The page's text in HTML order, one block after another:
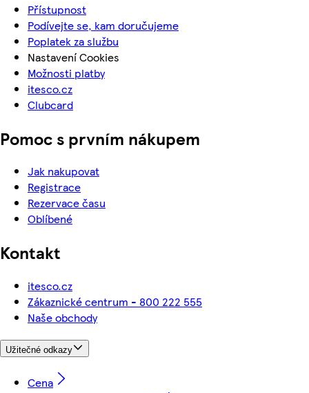
Přístupnost
Podívejte se, kam doručujeme
Poplatek za službu
Nastavení Cookies
Možnosti platby
itesco.cz
Clubcard
Pomoc s prvním nákupem
Jak nakupovat
Registrace
Rezervace času
Oblíbené
Kontakt
itesco.cz
Zákaznické centrum - 800 222 555
Naše obchody
Užitečné odkazy
Cena